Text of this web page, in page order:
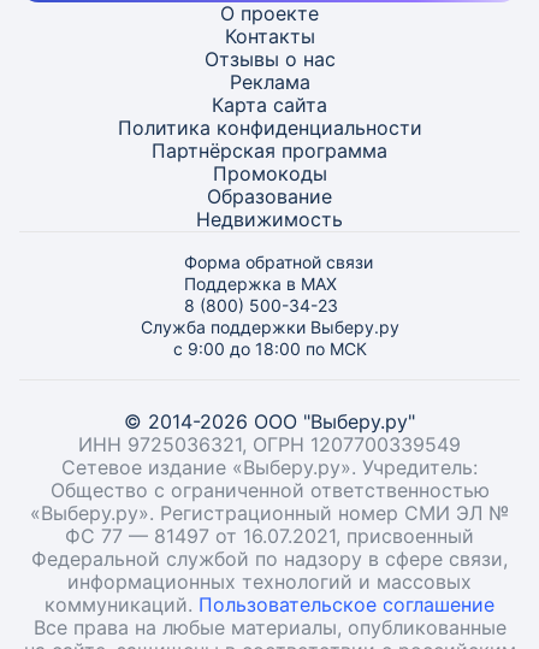
О проекте
Контакты
Отзывы о нас
Реклама
Карта сайта
Политика конфиденциальности
Партнёрская программа
Промокоды
Образование
Недвижимость
Форма обратной связи
Поддержка в MAX
8 (800) 500-34-23
Служба поддержки Выберу.ру
с 9:00 до 18:00 по МСК
© 2014-2026 ООО "Выберу.ру"
ИНН 9725036321, ОГРН 1207700339549
Сетевое издание «Выберу.ру». Учредитель:
Общество с ограниченной ответственностью
«Выберу.ру». Регистрационный номер СМИ ЭЛ №
ФС 77 — 81497 от 16.07.2021, присвоенный
Федеральной службой по надзору в сфере связи,
информационных технологий и массовых
коммуникаций. Пользовательское соглашение
Все права на любые материалы, опубликованные